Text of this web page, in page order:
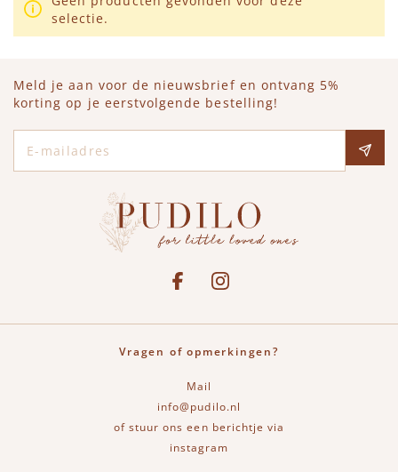
selectie.
Meld je aan voor de nieuwsbrief en ontvang 5%
korting op je eerstvolgende bestelling!
See our FacebookBekijk onze Instagram pagina
Vragen of opmerkingen?
Mail
info@pudilo.nl
of stuur ons een berichtje via
instagram